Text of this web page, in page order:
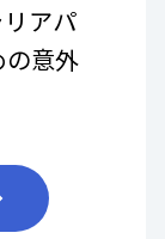
アパ
の意外